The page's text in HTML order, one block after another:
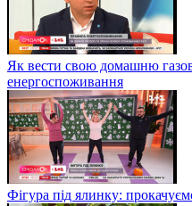
Як вести свою домашню
енергоспоживання
Фігура під ялинку: